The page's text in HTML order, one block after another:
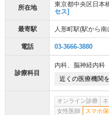
所在地 東京都中央区日本
セス]
最寄駅 人形町駅(駅から南
電話 03-3666-3880
診療科目
内科、 脳神経内科
近くの医療機関
オンライン診療
女性医師
スマホ